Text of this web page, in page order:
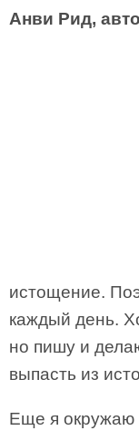
Анви Рид,
истощение.
каждый день.
но пишу и
выпасть из
Еще я окружаю